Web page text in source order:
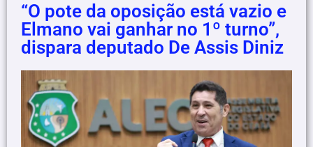
“O pote da oposição está vazio e
Elmano vai ganhar no 1º turno”,
dispara deputado De Assis Diniz